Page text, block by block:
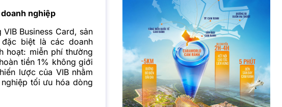
nghiệp
Business Card, sản
biệt là các doanh
hoạt: miễn phí thường
tiền 1% không giới
lược của VIBnhằm
tối ưu hóa dòng